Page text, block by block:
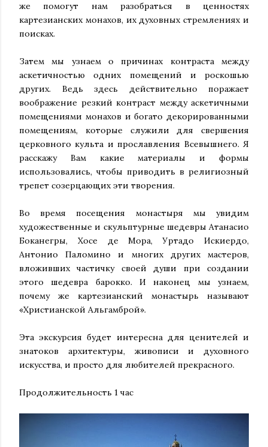
же помогут нам разобраться в ценностях
картезианских монахов, их духовных стремлениях и
поисках.
Затем мы узнаем о причинах контраста между
аскетичностью одних помещений и роскошью
других. Ведь здесь действительно поражает
воображение резкий контраст между аскетичными
помещениями монахов и богато декорированными
помещениям, которые служили для свершения
церковного культа и прославления Всевышнего. Я
расскажу Вам какие материалы и формы
использовались, чтобы приводить в религиозный
трепет созерцающих эти творения.
Во время посещения монастыря мы увидим
художественные и скульптурные шедевры Атанасио
Боканегры, Хосе де Мора, Уртадо Искиердо,
Антонио Паломино и многих других мастеров,
вложивших частичку своей души при создании
этого шедевра барокко. И наконец мы узнаем,
почему же картезианский монастырь называют
«Христианской Альгамброй».
Эта экскурсия будет интересна для ценителей и
знатоков архитектуры, живописи и духовного
искусства, и просто для любителей прекрасного.
Продолжительность 1 час